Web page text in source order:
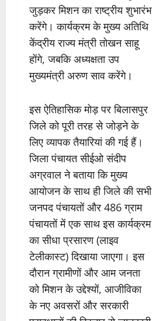
जुड़कर मिशन का राष्ट्रीय शुभारंभ
करेंगे। कार्यक्रम के मुख्य अतिथि
केंद्रीय राज्य मंत्री तोखन साहू
होंगे, जबकि अध्यक्षता उप
मुख्यमंत्री अरुण साव करेंगे।
इस ऐतिहासिक मोड़ पर बिलासपुर
जिले को पूरी तरह से जोड़ने के
लिए व्यापक तैयारियां की गई हैं।
जिला पंचायत सीईओ संदीप
अग्रवाल ने बताया कि मुख्य
आयोजन के साथ ही जिले की सभी
जनपद पंचायतों और 486 ग्राम
पंचायतों में एक साथ इस कार्यक्रम
का सीधा प्रसारण (लाइव
टेलीकास्ट) दिखाया जाएगा। इस
दौरान ग्रामीणों और आम जनता
को मिशन के उद्देश्यों, आजीविका
के नए अवसरों और सरकारी